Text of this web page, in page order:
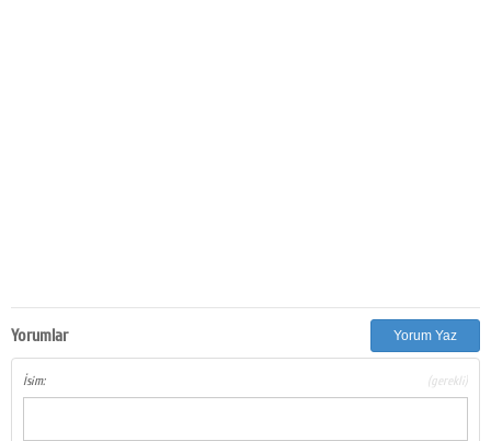
Yorumlar Yorum Yaz
İsim: (gerekli)